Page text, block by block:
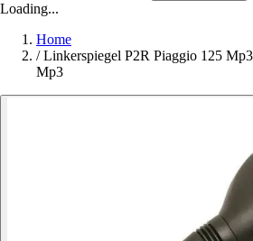
Loading...
Home
/ Linkerspiegel P2R Piaggio 125
Mp3